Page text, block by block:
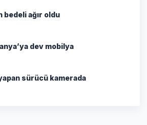
bedeli ağır oldu
dev mobilya
sürücü kamerada